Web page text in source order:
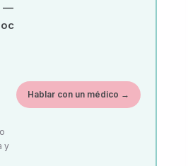
—
y
Hablar con un médico →